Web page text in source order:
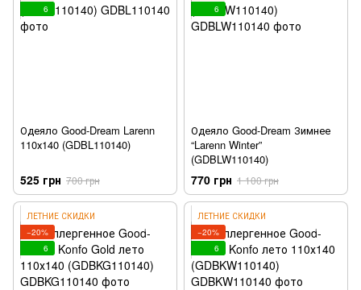
6
Одеяло Good-Dream Larenn
110х140 (GDBL110140)
525 грн 700 грн
6
Одеяло Good-Dream Зимнее
“Larenn Winter”
(GDBLW110140)
770 грн 1 100 грн
ЛЕТНИЕ СКИДКИ
−20%
6
ЛЕТНИЕ СКИДКИ
−20%
6